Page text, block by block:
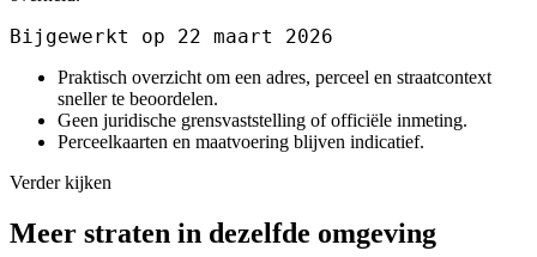
Bijgewerkt op 22 maart 2026
Praktisch overzicht om een adres, perceel en straatcontext
sneller te beoordelen.
Geen juridische grensvaststelling of officiële inmeting.
Perceelkaarten en maatvoering blijven indicatief.
Verder kijken
Meer straten in dezelfde omgeving